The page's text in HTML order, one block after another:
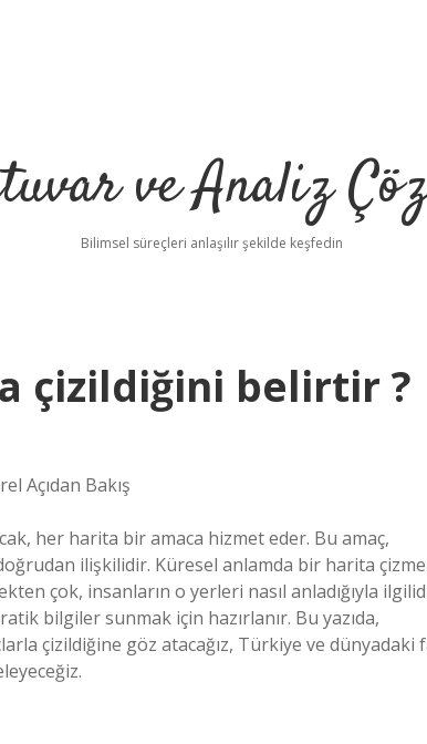
ve Analiz
Bilimsel süreçleri anlaşılır şekilde keşfedin
çizildiğini belirtir ?
Açıdan Bakış
her harita bir amaca hizmet eder. Bu amaç,
ilişkilidir. Küresel anlamda bir harita
çok, insanların o yerleri nasıl anladığıyla
bilgiler sunmak için hazırlanır. Bu yazıda,
çizildiğine göz atacağız, Türkiye ve dünyadaki